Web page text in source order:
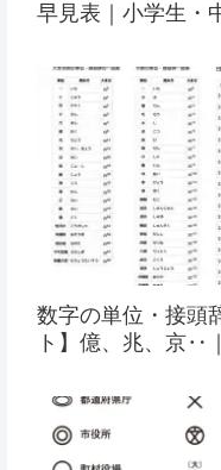
早見表｜小学生・
数字の単位・接頭
ト】億、兆、京‥